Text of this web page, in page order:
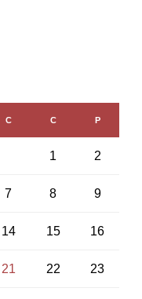
C C P
1 2
7 8 9
14 15 16
21 22 23